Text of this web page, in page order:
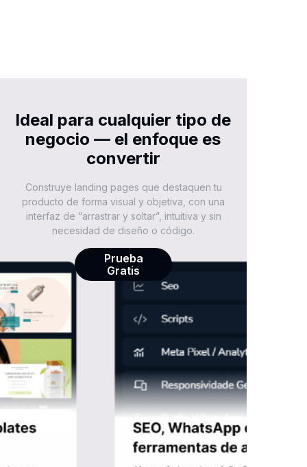
Ideal para cualquier tipo de
negocio — el enfoque es
convertir
Construye landing pages que destaquen tu
producto de forma visual y objetiva, con una
interfaz de “arrastrar y soltar”, intuitiva y sin
necesidad de diseño o código.
Prueba
Gratis